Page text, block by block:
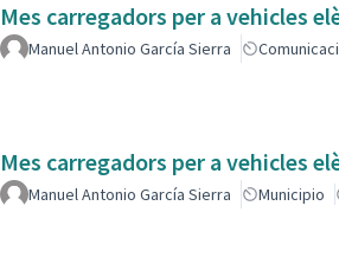
Mes carregadors per a vehicles
Manuel Antonio García Sierra
Mes carregadors per a vehicles
Manuel Antonio García Sierra Municipio